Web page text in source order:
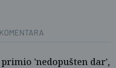
'nedopušten dar',